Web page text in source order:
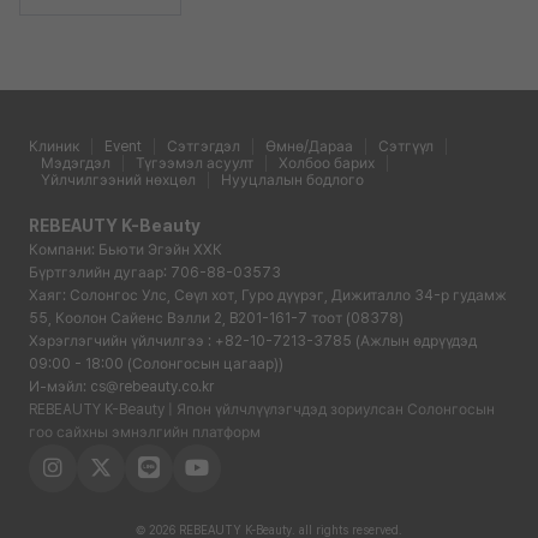
Клиник Event Сэтгэгдэл Өмнө/Дараа
Сэтгүүл
Мэдэгдэл
Түгээмэл асуулт
Холбоо барих
Үйлчилгээний нөхцөл
Нууцлалын бодлого
REBEAUTY K-Beauty
Компани: Бьюти Эгэйн ХХК
Бүртгэлийн дугаар: 706-88-03573
Хаяг: Солонгос Улс, Сөүл хот, Гуро дүүрэг, Дижиталло 34-р гудамж
55, Коолон Сайенс Вэлли 2, B201-161-7 тоот (08378)
Хэрэглэгчийн үйлчилгээ : +82-10-7213-3785 (Ажлын өдрүүдэд
09:00 - 18:00 (Солонгосын цагаар))
И-мэйл: cs@rebeauty.co.kr
REBEAUTY K-Beauty | Япон үйлчлүүлэгчдэд зориулсан Солонгосын
гоо сайхны эмнэлгийн платформ
© 2026 REBEAUTY K-Beauty. all rights reserved.